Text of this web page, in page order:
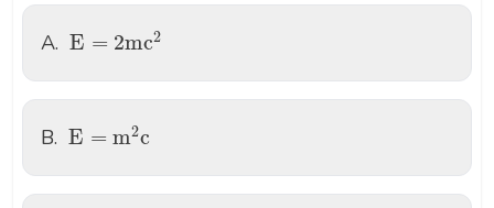
A. E = 2mc2
E= m
B. E = m2c
E= c